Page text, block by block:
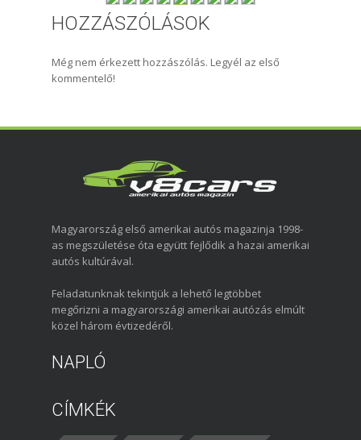
HOZZÁSZÓLÁSOK
Még nem érkezett hozzászólás. Legyél az első
kommentelő!
Magyarország első amerikai autós magazinja 1998-
as megszületése óta együtt fejlődik a hazai amerikai
autós kultúrával.
Feladatunknak tekintjük a lehető legtöbbet
megőrizni a magyarországi amerikai autózás elmúlt
közel három évtizedéről.
NAPLÓ
CÍMKÉK